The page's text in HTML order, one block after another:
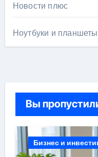
Новости плюс
Ноутбуки и планшеты
Вы
Бизнес и